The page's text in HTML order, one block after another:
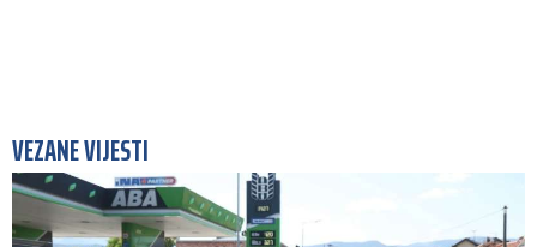
VEZANE VIJESTI